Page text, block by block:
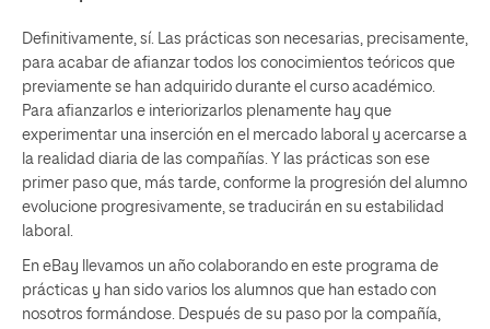
Definitivamente, sí. Las prácticas son necesarias, precisamente,
para acabar de afianzar todos los conocimientos teóricos que
previamente se han adquirido durante el curso académico.
Para afianzarlos e interiorizarlos plenamente hay que
experimentar una inserción en el mercado laboral y acercarse a
la realidad diaria de las compañías. Y las prácticas son ese
primer paso que, más tarde, conforme la progresión del alumno
evolucione progresivamente, se traducirán en su estabilidad
laboral.
En eBay llevamos un año colaborando en este programa de
prácticas y han sido varios los alumnos que han estado con
nosotros formándose. Después de su paso por la compañía,